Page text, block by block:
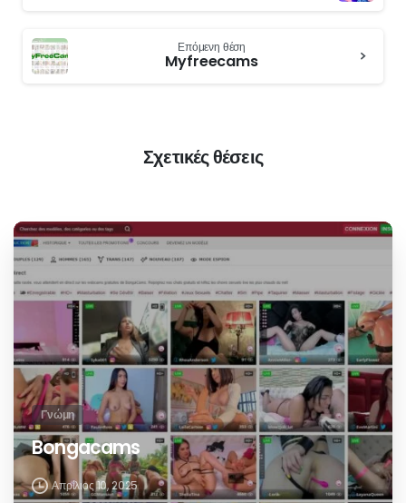
Επόμενη θέση
Myfreecams
Σχετικές θέσεις
Γνώμη
Bongacams
Απρίλιος 10, 2025